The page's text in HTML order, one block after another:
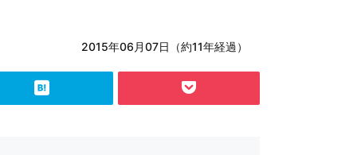
2015年06月07日（約11年経過）